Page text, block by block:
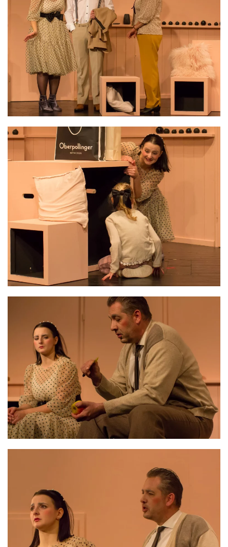
VERGRÖSSERN
VERGRÖSSERN
VERGRÖSSERN